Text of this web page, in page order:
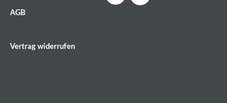
AGB
Vertrag widerrufen